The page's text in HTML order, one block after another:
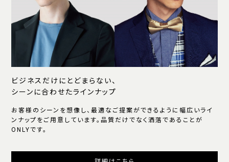
ビジネスだけにとどまらない、
シーンに合わせたラインナップ
お客様のシーンを想像し、最適なご提案ができるように幅広いライ
ンナップをご用意しています。品質だけでなく洒落であることが
ONLYです。